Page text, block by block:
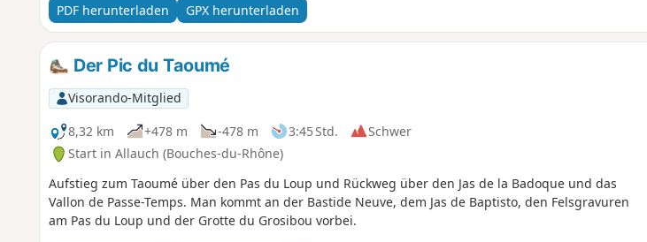
PDF herunterladen GPX herunterladen
Der Pic du Taoumé
Visorando-Mitglied
8,32 km
+478 m -478 m 3:45 Std.
Schwer
Start in Allauch (Bouches-du-Rhône)
Aufstieg zum Taoumé über den Pas du Loup und Rückweg über den Jas de la Badoque und das
Vallon de Passe-Temps. Man kommt an der Bastide Neuve, dem Jas de Baptisto, den Felsgravuren
am Pas du Loup und der Grotte du Grosibou vorbei.